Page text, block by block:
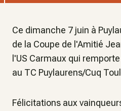
Ce dimanche 7 juin à
de la Coupe de l'Amitié
l'US Carmaux qui
au TC Puylaurens/Cuq
Félicitations aux